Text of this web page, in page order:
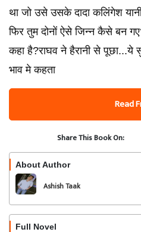
था जो उसे उसके दादा कलिंगेश
फिर तुम दोनों ऐसे जिन्न कैसे बन
कहा है?राघव ने हैरानी से
भाव मे कहता
Read
Share This Book On:
About Author
Ashish Taak
Full Novel